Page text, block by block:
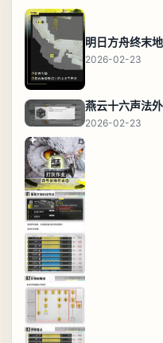
2026-02-23
燕云十六声法
2026-02-23